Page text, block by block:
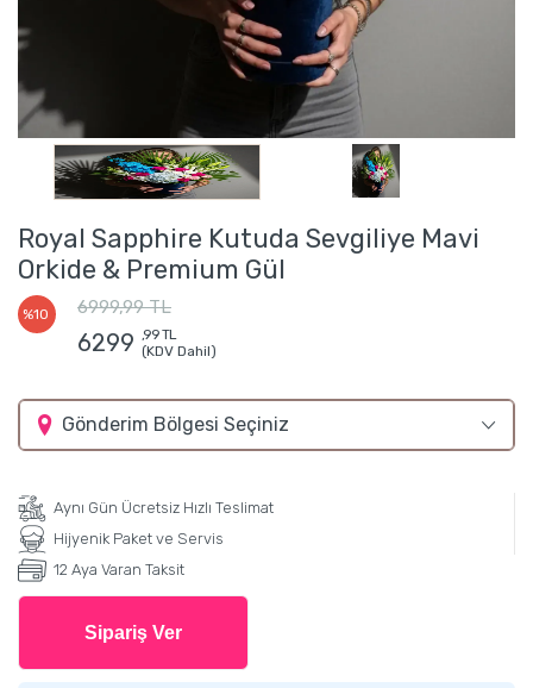
Royal Sapphire Kutuda Sevgiliye Mavi
Orkide & Premium Gül
%10 6999,99 TL
6299 ,99 TL
(KDV Dahil)
Gönderim Bölgesi Seçiniz
Aynı Gün Ücretsiz Hızlı Teslimat
Hijyenik Paket ve Servis
12 Aya Varan Taksit
Sipariş Ver